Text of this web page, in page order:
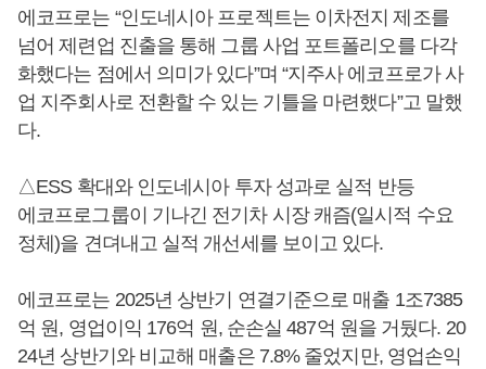
에코프로는 “인도네시아 프로젝트는 이차전지 제조를
넘어 제련업 진출을 통해 그룹 사업 포트폴리오를 다각
화했다는 점에서 의미가 있다”며 “지주사 에코프로가 사
업 지주회사로 전환할 수 있는 기틀을 마련했다”고 말했
다.
△ESS 확대와 인도네시아 투자 성과로 실적 반등
에코프로그룹이 기나긴 전기차 시장 캐즘(일시적 수요
정체)을 견뎌내고 실적 개선세를 보이고 있다.
에코프로는 2025년 상반기 연결기준으로 매출 1조7385
억 원, 영업이익 176억 원, 순손실 487억 원을 거뒀다. 20
24년 상반기와 비교해 매출은 7.8% 줄었지만, 영업손익